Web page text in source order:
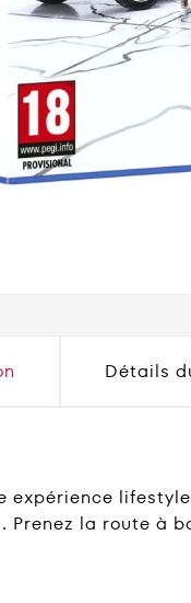
Détails
expérience
Prenez la route à